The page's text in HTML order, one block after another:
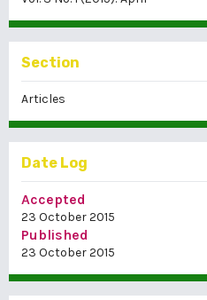
Section
Articles
Date Log
Accepted
23 October 2015
Published
23 October 2015